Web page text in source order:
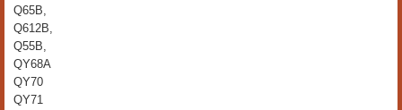
Q65B,
Q612B,
Q55B,
QY68A
QY70
QY71